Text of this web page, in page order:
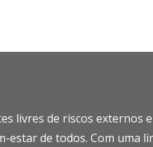
livres de riscos externos
estar de todos. Com uma